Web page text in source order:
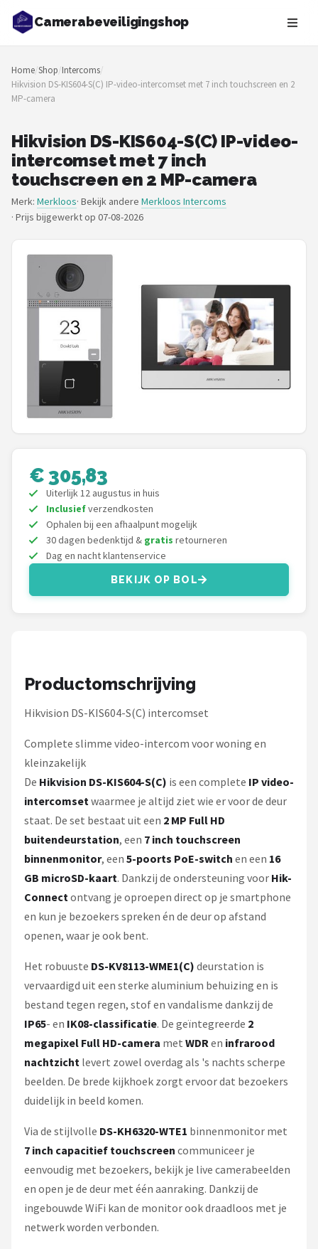
Camerabeveiligingshop
Zoeken
NAVIGATIE
Shop
Merken
Blog
Beveiligingscamera's
Camera Deurbellen
Shop
POPULAIRE MERKEN
Eufy
Home-Locking
Reolink
EZVIZ
Hikvision
TP-Link
ieGeek
Alle merken →
Home/Shop/Intercoms/
Hikvision DS-KIS604-S(C) IP-video-intercomset met 7 inch touchscreen en 2
MP-camera
Hikvision DS-KIS604-S(C) IP-video-
intercomset met 7 inch
touchscreen en 2 MP-camera
Merk: Merkloos· Bekijk andere Merkloos Intercoms
· Prijs bijgewerkt op 07-08-2026
€ 305,83
Uiterlijk 12 augustus in huis
Inclusiefverzendkosten
Ophalen bij een afhaalpunt mogelijk
30 dagen bedenktijd & gratis retourneren
Dag en nacht klantenservice
BEKIJK OP BOL
Productomschrijving
Hikvision DS-KIS604-S(C) intercomset
Complete slimme video-intercom voor woning en
kleinzakelijk
De Hikvision DS-KIS604-S(C) is een complete IP video-
intercomset waarmee je altijd ziet wie er voor de deur
staat. De set bestaat uit een 2 MP Full HD
buitendeurstation, een 7 inch touchscreen
binnenmonitor, een 5-poorts PoE-switch en een 16
GB microSD-kaart. Dankzij de ondersteuning voor Hik-
Connect ontvang je oproepen direct op je smartphone
en kun je bezoekers spreken én de deur op afstand
openen, waar je ook bent.
Het robuuste DS-KV8113-WME1(C) deurstation is
vervaardigd uit een sterke aluminium behuizing en is
bestand tegen regen, stof en vandalisme dankzij de
IP65- en IK08-classificatie. De geïntegreerde 2
megapixel Full HD-camera met WDR en infrarood
nachtzicht levert zowel overdag als 's nachts scherpe
beelden. De brede kijkhoek zorgt ervoor dat bezoekers
duidelijk in beeld komen.
Via de stijlvolle DS-KH6320-WTE1 binnenmonitor met
7 inch capacitief touchscreen communiceer je
eenvoudig met bezoekers, bekijk je live camerabeelden
en open je de deur met één aanraking. Dankzij de
ingebouwde WiFi kan de monitor ook draadloos met je
netwerk worden verbonden.